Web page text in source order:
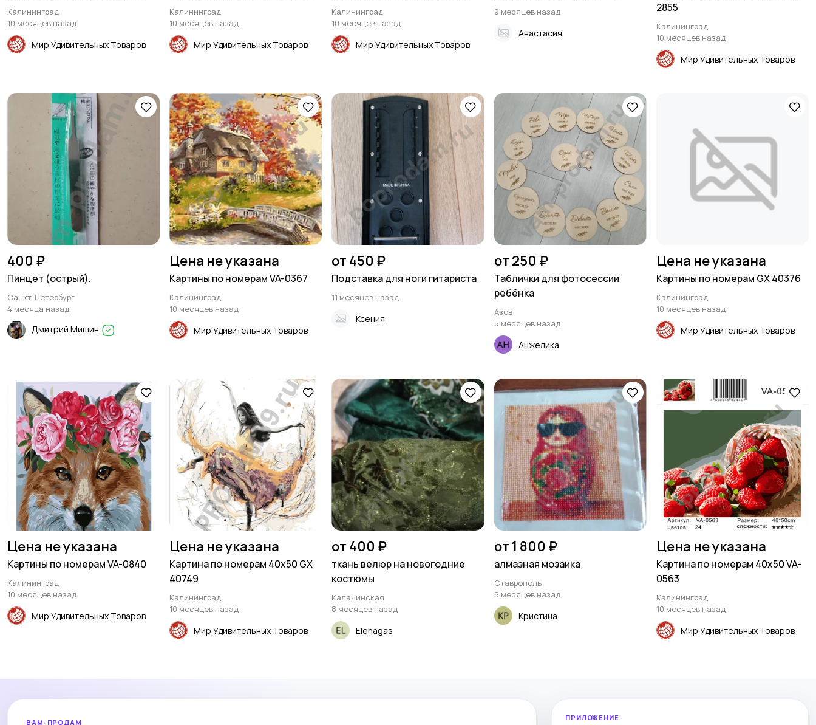
Калининград
10 месяцев назад
Мир Удивительных Товаров
Калининград
10 месяцев назад
Мир Удивительных Товаров
Калининград
10 месяцев назад
Мир Удивительных Товаров
9 месяцев назад
Анастасия
2855
Калининград
10 месяцев назад
Мир Удивительных Товаров
400 ₽
Пинцет (острый).
Санкт-Петербург
4 месяца назад
Дмитрий Мишин
Цена не указана
Картины по номерам VA-0367
Калининград
10 месяцев назад
Мир Удивительных Товаров
от 450 ₽
Подставка для ноги гитариста
11 месяцев назад
Ксения
от 250 ₽
Таблички для фотосессии
ребёнка
Азов
5 месяцев назад
Анжелика
Цена не указана
Картины по номерам GX 40376
Калининград
10 месяцев назад
Мир Удивительных Товаров
Цена не указана
Картины по номерам VA-0840
Калининград
10 месяцев назад
Мир Удивительных Товаров
Цена не указана
Картина по номерам 40х50 GX
40749
Калининград
10 месяцев назад
Мир Удивительных Товаров
от 400 ₽
ткань велюр на новогодние
костюмы
Калачинская
8 месяцев назад
Elenagas
от 1 800 ₽
алмазная мозаика
Ставрополь
5 месяцев назад
Кристина
Цена не указана
Картина по номерам 40х50 VA-
0563
Калининград
10 месяцев назад
Мир Удивительных Товаров
ВАМ-ПРОДАМ
ПРИЛОЖЕНИЕ